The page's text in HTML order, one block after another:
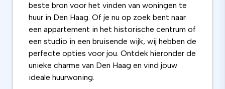
beste bron voor het vinden van woningen te
huur in Den Haag. Of je nu op zoek bent naar
een appartement in het historische centrum of
een studio in een bruisende wijk, wij hebben de
perfecte opties voor jou. Ontdek hieronder de
unieke charme van Den Haag en vind jouw
ideale huurwoning.